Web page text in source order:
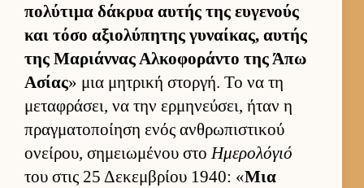
πολύτιμα δάκρυα αυ­τής της ευ­γενούς
και τόσο αξιο­λύπητης γυναί­κας, αυ­τής
της Μαριάν­νας Αλ­κοφοράντο της Άπω
Ασίας» μια μητρική στορ­γή. Το να τη
μεταφράσει, να την ερ­μηνεύ­σει, ήταν η
πραγ­ματοποί­ηση ενός αν­θρωπιστικού
ονεί­ρου, σημειω­μένου στοΗμερολόγιό
του στις 25 Δεκεμ­βρίου 1940: «Μια